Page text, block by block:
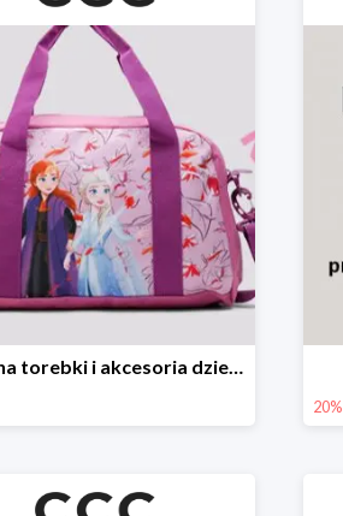
-20% na torebki i akcesoria dziecięce
20%